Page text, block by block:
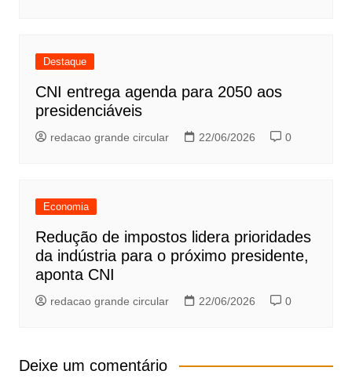
Destaque
CNI entrega agenda para 2050 aos
presidenciáveis
redacao grande circular 22/06/2026 0
Economia
Redução de impostos lidera prioridades
da indústria para o próximo presidente,
aponta CNI
redacao grande circular 22/06/2026 0
Deixe um comentário